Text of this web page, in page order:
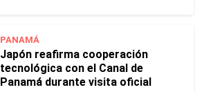
PANAMÁ
Japón reafirma cooperación
tecnológica con el Canal de
Panamá durante visita oficial